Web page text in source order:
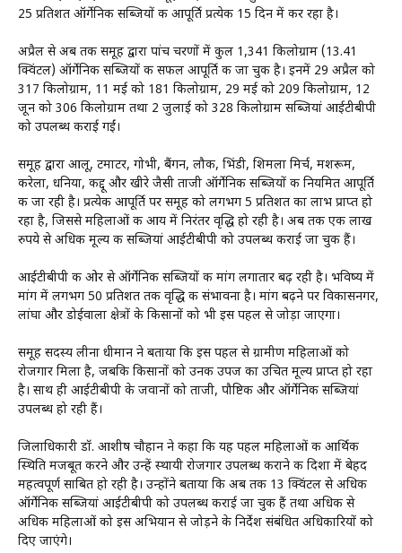
25 प्रतिशत ऑर्गेनिक सब्जियों की आपूर्ति प्रत्येक 15 दिन में कर रहा है।
अप्रैल से अब तक समूह द्वारा पांच चरणों में कुल 1,341 किलोग्राम (13.41
क्विंटल) ऑर्गेनिक सब्जियों की सफल आपूर्ति की जा चुकी है। इनमें 29 अप्रैल को
317 किलोग्राम, 11 मई को 181 किलोग्राम, 29 मई को 209 किलोग्राम, 12
जून को 306 किलोग्राम तथा 2 जुलाई को 328 किलोग्राम सब्जियां आईटीबीपी
को उपलब्ध कराई गईं।
समूह द्वारा आलू, टमाटर, गोभी, बैंगन, लौकी, भिंडी, शिमला मिर्च, मशरूम,
करेला, धनिया, कद्दू और खीरे जैसी ताजी ऑर्गेनिक सब्जियों की नियमित आपूर्ति
की जा रही है। प्रत्येक आपूर्ति पर समूह को लगभग 5 प्रतिशत का लाभ प्राप्त हो
रहा है, जिससे महिलाओं की आय में निरंतर वृद्धि हो रही है। अब तक एक लाख
रुपये से अधिक मूल्य की सब्जियां आईटीबीपी को उपलब्ध कराई जा चुकी हैं।
आईटीबीपी की ओर से ऑर्गेनिक सब्जियों की मांग लगातार बढ़ रही है। भविष्य में
मांग में लगभग 50 प्रतिशत तक वृद्धि की संभावना है। मांग बढ़ने पर विकासनगर,
लांघा और डोईवाला क्षेत्रों के किसानों को भी इस पहल से जोड़ा जाएगा।
समूह सदस्य लीना धीमान ने बताया कि इस पहल से ग्रामीण महिलाओं को
रोजगार मिला है, जबकि किसानों को उनकी उपज का उचित मूल्य प्राप्त हो रहा
है। साथ ही आईटीबीपी के जवानों को ताजी, पौष्टिक और ऑर्गेनिक सब्जियां
उपलब्ध हो रही हैं।
जिलाधिकारी डॉ. आशीष चौहान ने कहा कि यह पहल महिलाओं की आर्थिक
स्थिति मजबूत करने और उन्हें स्थायी रोजगार उपलब्ध कराने की दिशा में बेहद
महत्वपूर्ण साबित हो रही है। उन्होंने बताया कि अब तक 13 क्विंटल से अधिक
ऑर्गेनिक सब्जियां आईटीबीपी को उपलब्ध कराई जा चुकी हैं तथा अधिक से
अधिक महिलाओं को इस अभियान से जोड़ने के निर्देश संबंधित अधिकारियों को
दिए जाएंगे।